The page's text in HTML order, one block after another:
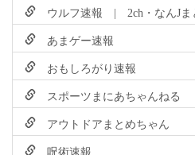
ウルフ速報 | 2ch・なんJま
あまゲー速報
おもしろがり速報
スポーツまにあちゃんねる
アウトドアまとめちゃん
呪術速報